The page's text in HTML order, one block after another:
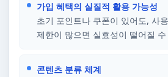
가입 혜택의 실질적 활용 가능성
초기 포인트나 쿠폰이 있어도, 사
제한이 많으면 실효성이 떨어질
콘텐츠 분류 체계